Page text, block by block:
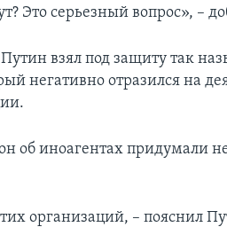
Это серьезный вопрос», –
взял под защиту так
негативно отразился на
об иноагентах придумали
организаций, – пояснил